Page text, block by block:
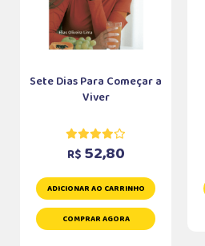
Sete Dias Para Começar a
Viver
R$ 52,80
ADICIONAR AO CARRINHO
COMPRAR AGORA